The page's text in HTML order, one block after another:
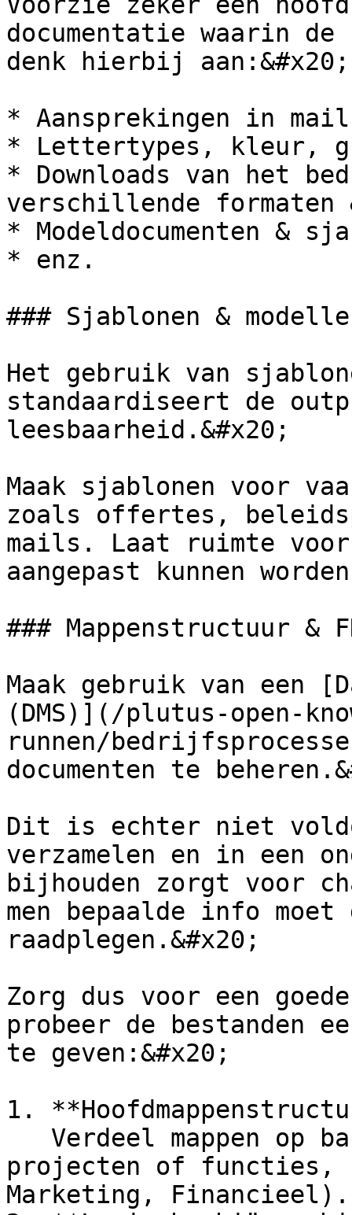
documentatie waarin
denk hierbij aan:&#x20;
* Aansprekingen in
* Lettertypes, kleur,
* Downloads van het
verschillende formaten
* Modeldocumenten &
* enz.
### Sjablonen &
Het gebruik van
standaardiseert de
leesbaarheid.&#x20;
Maak sjablonen voor
zoals offertes,
mails. Laat ruimte voor
aangepast kunnen
### Mappenstructuur &
Maak gebruik van een
(DMS)](/plutus-open-
runnen/
documenten te
Dit is echter niet
verzamelen en in een
bijhouden zorgt voor
men bepaalde info moet
raadplegen.&#x20;
Zorg dus voor een
probeer de bestanden
te geven:&#x20;
1.
projecten of functies,
Marketing, Financieel).